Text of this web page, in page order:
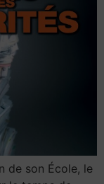
de son École, le